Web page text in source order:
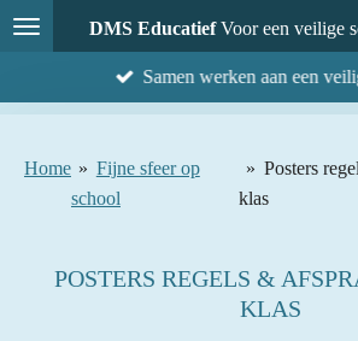
Ga
direct
DMS EducatiefVoor een veilige
Samen werken aan een
Home » Fijne sfeer op
school
» Posters
klas
POSTERS REGELS &
KLAS